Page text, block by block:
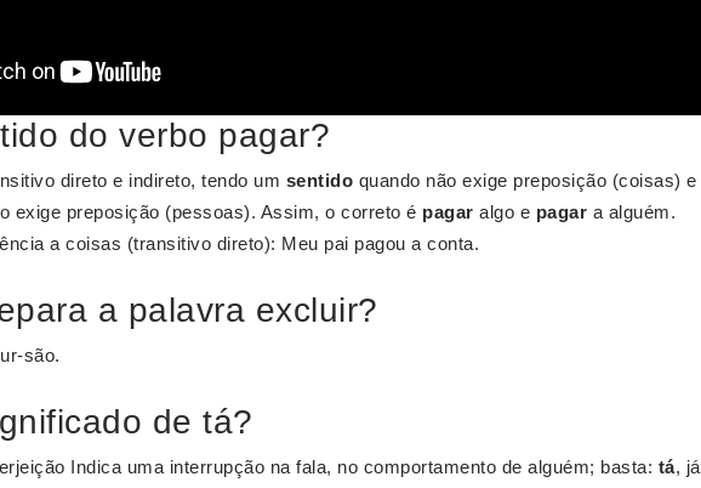
do verbo pagar?
direto e indireto, tendo um sentido quando não exige preposição (coisas) e
exige preposição (pessoas). Assim, o correto é pagar algo e pagar a alguém.
a coisas (transitivo direto): Meu pai pagou a conta.
a palavra excluir?
são.
de tá?
Indica uma interrupção na fala, no comportamento de alguém; basta: tá, já